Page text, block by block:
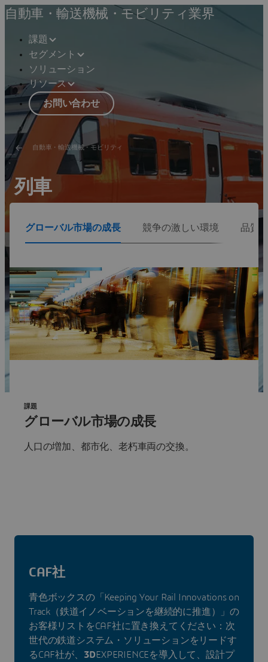
自動車・輸送機械・モビリティ業界
課題
セグメント
ソリューション
リソース
お問い合わせ
自動車・輸送機械・モビリティ
列車
界で実証された機能やプロセスにより、多様かつ収益性
の高い安全な鉄道および列車開発を推進しています。
グローバル市場の成長 競争の激しい環境 品質
グローバル市場の成長
課題
人口の増加、都市化、老朽車両の交換。
CAF社
青色ボックスの「Keeping Your Rail Innovations on
Track（鉄道イノベーションを継続的に推進）」の
お客様リストをCAF社に置き換えてください：次
世代の鉄道システム・ソリューションをリードす
るCAF社が、 3DEXPERIENCEを導入して、設計プ